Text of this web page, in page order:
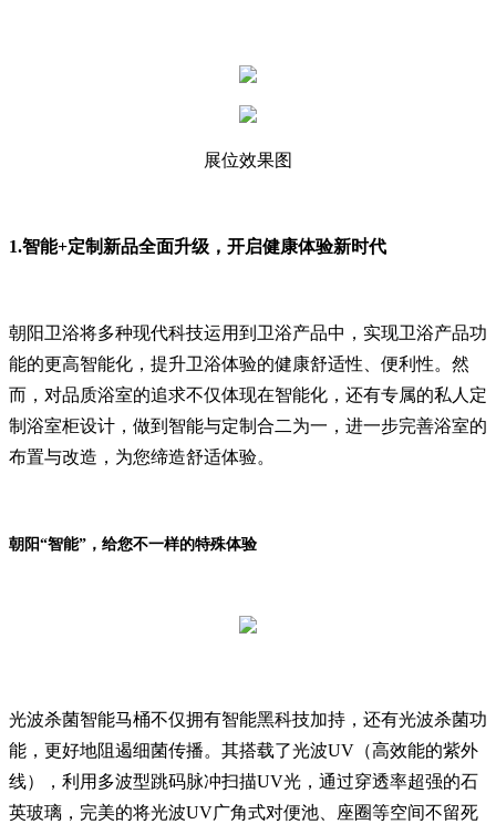
展位效果图
1.智能+定制新品全面升级，开启健康体验新时代
朝阳卫浴将多种现代科技运用到卫浴产品中，实现卫浴产品功
能的更高智能化，提升卫浴体验的健康舒适性、便利性。然
而，对品质浴室的追求不仅体现在智能化，还有专属的私人定
制浴室柜设计，做到智能与定制合二为一，进一步完善浴室的
布置与改造，为您缔造舒适体验。
朝阳“智能”，给您不一样的特殊体验
光波杀菌智能马桶不仅拥有智能黑科技加持，还有光波杀菌功
能，更好地阻遏细菌传播。其搭载了光波UV（高效能的紫外
线），利用多波型跳码脉冲扫描UV光，通过穿透率超强的石
英玻璃，完美的将光波UV广角式对便池、座圈等空间不留死